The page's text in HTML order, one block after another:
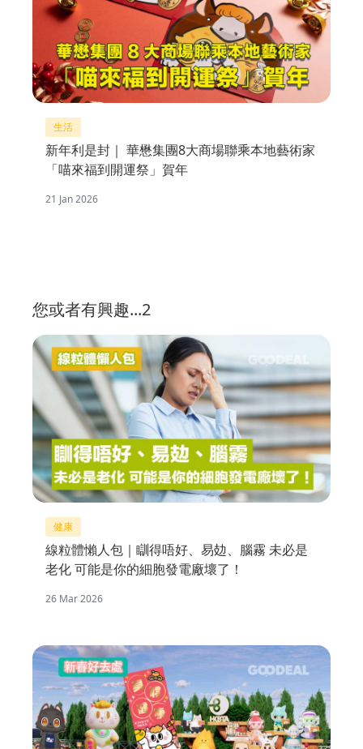
生活
新年利是封｜ 華懋集團8大商場聯乘本地藝術家
「喵來福到開運祭」賀年
21 Jan 2026
您或者有興趣...2
健康
線粒體懶人包｜瞓得唔好、易攰、腦霧 未必是
老化 可能是你的細胞發電廠壞了！
26 Mar 2026